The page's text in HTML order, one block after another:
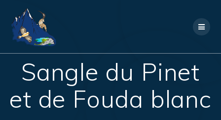
Sangle du Pinet
et de Fouda blanc